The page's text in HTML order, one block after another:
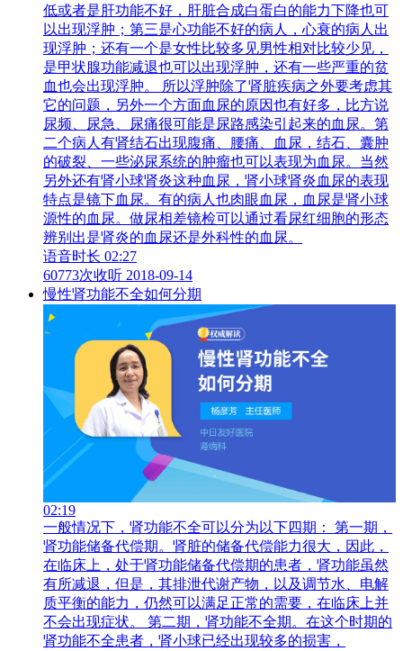
低或者是肝功能不好，肝脏合成白蛋白的能力下降也可
以出现浮肿；第三是心功能不好的病人，心衰的病人出
现浮肿；还有一个是女性比较多见男性相对比较少见，
是甲状腺功能减退也可以出现浮肿，还有一些严重的贫
血也会出现浮肿。 所以浮肿除了肾脏疾病之外要考虑其
它的问题，另外一个方面血尿的原因也有好多，比方说
尿频、尿急、尿痛很可能是尿路感染引起来的血尿。第
二个病人有肾结石出现腹痛、腰痛、血尿，结石、囊肿
的破裂、一些泌尿系统的肿瘤也可以表现为血尿。当然
另外还有肾小球肾炎这种血尿，肾小球肾炎血尿的表现
特点是镜下血尿。有的病人也肉眼血尿，血尿是肾小球
源性的血尿。做尿相差镜检可以通过看尿红细胞的形态
辨别出是肾炎的血尿还是外科性的血尿。
语音时长 02:27
60773次收听 2018-09-14
慢性肾功能不全如何分期
02:19
一般情况下，肾功能不全可以分为以下四期： 第一期，
肾功能储备代偿期。肾脏的储备代偿能力很大，因此，
在临床上，处于肾功能储备代偿期的患者，肾功能虽然
有所减退，但是，其排泄代谢产物，以及调节水、电解
质平衡的能力，仍然可以满足正常的需要，在临床上并
不会出现症状。 第二期，肾功能不全期。在这个时期的
肾功能不全患者，肾小球已经出现较多的损害，